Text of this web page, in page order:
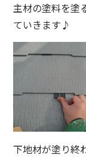
主材の塗料を塗
ていきます♪
下地材が塗り終